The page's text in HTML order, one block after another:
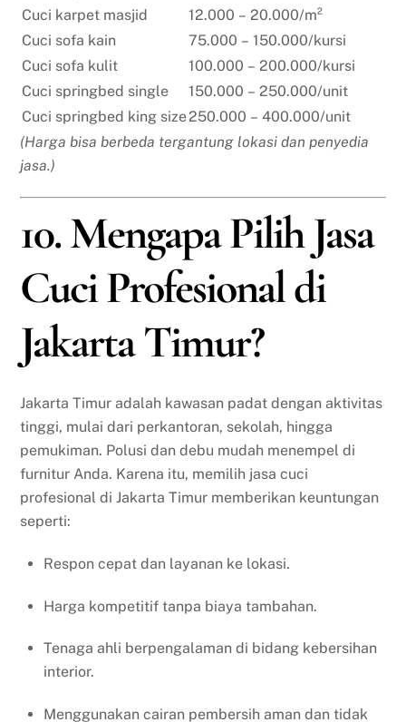
Cuci karpet masjid
12.000 – 20.000/m²
Cuci sofa kain
75.000 – 150.000/kursi
Cuci sofa kulit
100.000 – 200.000/kursi
Cuci springbed single
150.000 – 250.000/unit
Cuci springbed king size250.000 – 400.000/unit
(Harga bisa berbeda tergantung lokasi dan penyedia
jasa.)
10. Mengapa Pilih Jasa
Cuci Profesional di
Jakarta Timur?
Jakarta Timur adalah kawasan padat dengan aktivitas
tinggi, mulai dari perkantoran, sekolah, hingga
pemukiman. Polusi dan debu mudah menempel di
furnitur Anda. Karena itu, memilih jasa cuci
profesional di Jakarta Timur memberikan keuntungan
seperti:
Respon cepat dan layanan ke lokasi.
Harga kompetitif tanpa biaya tambahan.
Tenaga ahli berpengalaman di bidang kebersihan
interior.
Menggunakan cairan pembersih aman dan tidak